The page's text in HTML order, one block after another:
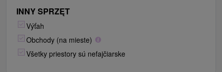
INNY SPRZĘT
Výťah
Obchody (na mieste)
Všetky priestory sú nefajčiarske